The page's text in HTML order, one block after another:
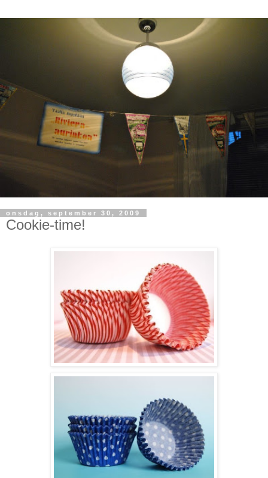
onsdag, september 30, 2009
Cookie-time!